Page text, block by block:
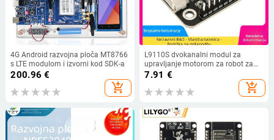
4G Android razvojna ploča MT8766
s LTE modulom i izvorni kod SDK-a
200.96 €
add_shopping_cart
L9110S dvokanalni modul za
upravljanje motorom za robot za
praćenje linije, kompatibilan s
Arduino senzor kitom (HS-F09A:
jednosmjerbeni visokorezni okidač;
temperatura 30)
7.91 €
add_shopping_cart